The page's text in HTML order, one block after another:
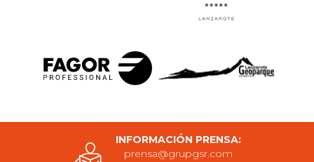
INFORMACIÓN PRENSA:
prensa@grupgsr.com